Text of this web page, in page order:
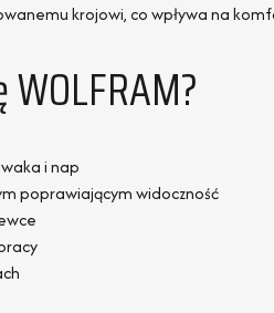
krojowi, co wpływa na
i nap
poprawiającym widoczność